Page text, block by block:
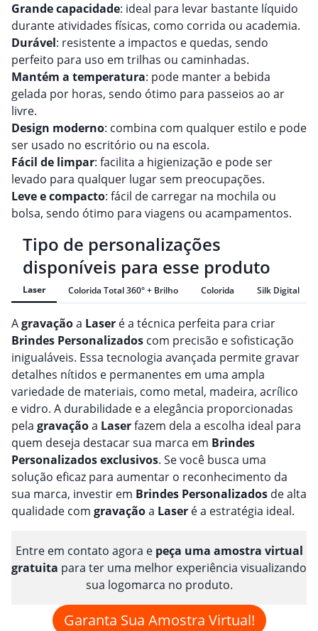
Grande capacidade: ideal para levar bastante líquido
durante atividades físicas, como corrida ou academia.
Durável: resistente a impactos e quedas, sendo
perfeito para uso em trilhas ou caminhadas.
Mantém a temperatura: pode manter a bebida
gelada por horas, sendo ótimo para passeios ao ar
livre.
Design moderno: combina com qualquer estilo e pode
ser usado no escritório ou na escola.
Fácil de limpar: facilita a higienização e pode ser
levado para qualquer lugar sem preocupações.
Leve e compacto: fácil de carregar na mochila ou
bolsa, sendo ótimo para viagens ou acampamentos.
Tipo de personalizações
disponíveis para esse produto
Laser Colorida Total 360° + Brilho Colorida Silk Digital
Agravaçãoa Laser é a técnica perfeita para criar
Brindes Personalizados com precisão e sofisticação
inigualáveis. Essa tecnologia avançada permite gravar
detalhes nítidos e permanentes em uma ampla
variedade de materiais, como metal, madeira, acrílico
e vidro. A durabilidade e a elegância proporcionadas
pela gravaçãoa Laserfazem dela a escolha ideal para
quem deseja destacar sua marca em Brindes
Personalizadosexclusivos. Se você busca uma
solução eficaz para aumentar o reconhecimento da
sua marca, investir em Brindes Personalizados de alta
qualidade com gravaçãoa Laser é a estratégia ideal.
Entre em contato agora e peça uma amostra virtual
gratuita para ter uma melhor experiência visualizando
sua logomarca no produto.
Garanta Sua Amostra Virtual!